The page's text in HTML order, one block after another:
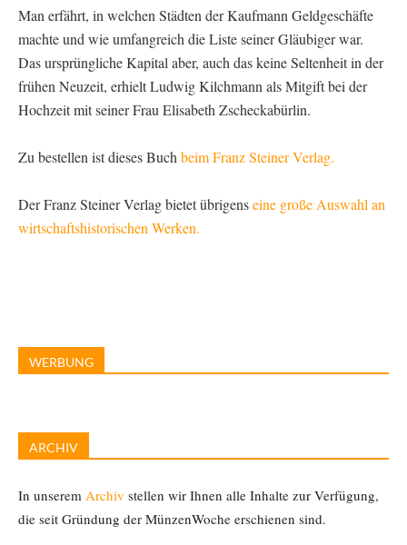
Man erfährt, in welchen Städten der Kaufmann Geldgeschäfte
machte und wie umfangreich die Liste seiner Gläubiger war.
Das ursprüngliche Kapital aber, auch das keine Seltenheit in der
frühen Neuzeit, erhielt Ludwig Kilchmann als Mitgift bei der
Hochzeit mit seiner Frau Elisabeth Zscheckabürlin.
Zu bestellen ist dieses Buch beim Franz Steiner Verlag.
Der Franz Steiner Verlag bietet übrigenseine große Auswahl an
wirtschaftshistorischen Werken.
WERBUNG
ARCHIV
In unserem Archiv stellen wir Ihnen alle Inhalte zur Verfügung,
die seit Gründung der MünzenWoche erschienen sind.